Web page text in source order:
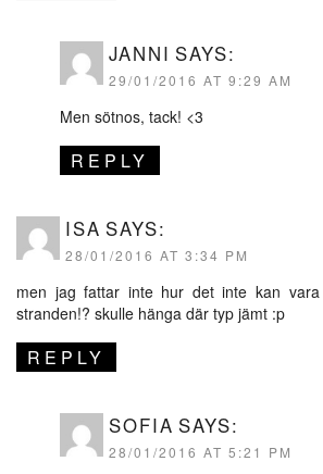
JANNI SAYS:
29/01/2016 AT 9:29 AM
Men sötnos, tack! <3
REPLY
ISA SAYS:
28/01/2016 AT 3:34 PM
men jag fattar inte hur det inte kan
stranden!? skulle hänga där typ jämt :p
REPLY
SOFIA SAYS:
28/01/2016 AT 5:21 PM